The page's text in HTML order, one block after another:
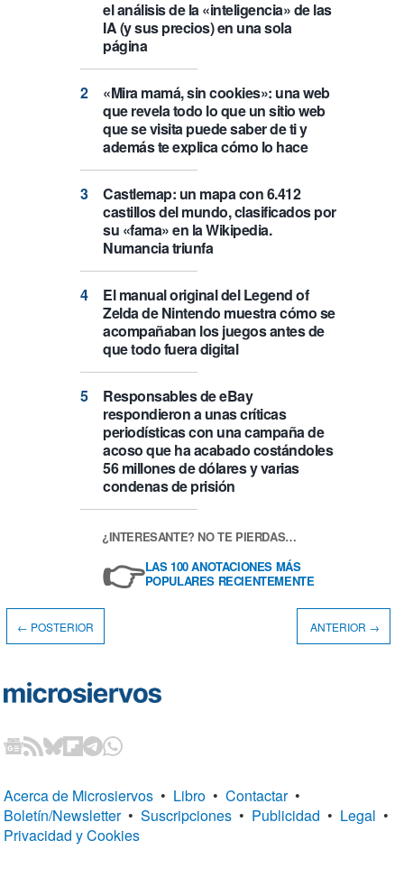
el análisis de la «inteligencia» de las
IA (y sus precios) en una sola
página
«Mira mamá, sin cookies»: una web
que revela todo lo que un sitio web
que se visita puede saber de ti y
además te explica cómo lo hace
Castlemap: un mapa con 6.412
castillos del mundo, clasificados por
su «fama» en la Wikipedia.
Numancia triunfa
El manual original del Legend of
Zelda de Nintendo muestra cómo se
acompañaban los juegos antes de
que todo fuera digital
Responsables de eBay
respondieron a unas críticas
periodísticas con una campaña de
acoso que ha acabado costándoles
56 millones de dólares y varias
condenas de prisión
¿INTERESANTE? NO TE PIERDAS…
👉LAS 100 ANOTACIONES MÁS
POPULARES RECIENTEMENTE
← POSTERIOR ANTERIOR →
Acerca de Microsiervos • Libro • Contactar •
Boletín/Newsletter • Suscripciones • Publicidad • Legal •
Privacidad y Cookies